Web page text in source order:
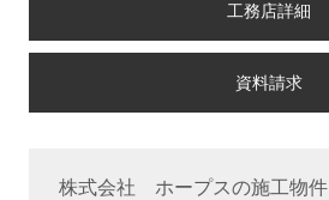
工務店詳細
株式会社 ホープスの施工物件